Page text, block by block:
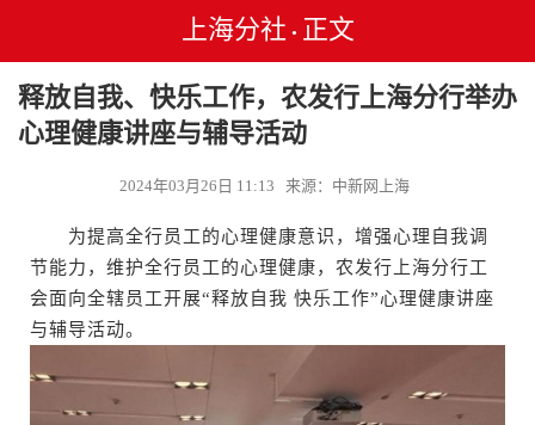
上海分社 • 正文
释放自我、快乐工作，农发行上海分行举办
心理健康讲座与辅导活动
2024年03月26日 11:13 来源：中新网上海
为提高全行员工的心理健康意识，增强心理自我调
节能力，维护全行员工的心理健康，农发行上海分行工
会面向全辖员工开展“释放自我 快乐工作”心理健康讲座
与辅导活动。